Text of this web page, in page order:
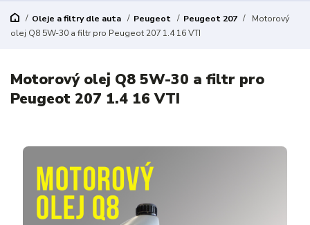
Oleje a filtry dle auta Peugeot Peugeot 207
Motorový
olej Q8 5W-30 a filtr pro Peugeot 207 1.4 16 VTI
Motorový olej Q8 5W-30 a filtr pro
Peugeot 207 1.4 16 VTI